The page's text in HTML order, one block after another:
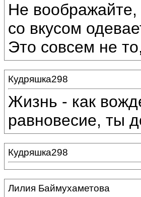
Не
со вкусом
Это совсем не
Кудряшка298
Жизнь - как
равновесие, ты
Кудряшка298
Лилия Баймухаметова